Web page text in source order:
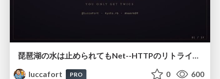
luccafort
PRO 0 600